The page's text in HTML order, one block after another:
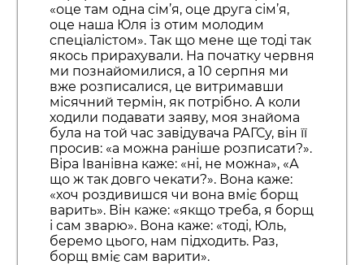
«оце там одна сім’я, оце друга сім’я,
оце наша Юля із отим молодим
спеціалістом». Так що мене ще тоді так
якось прирахували. На початку червня
ми познайомилися, а 10 серпня ми
вже розписалися, це витримавши
місячний термін, як потрібно. А коли
ходили подавати заяву, моя знайома
була на той час завідувача РАГСу, він її
просив: «а можна раніше розписати?».
Віра Іванівна каже: «ні, не можна», «А
що ж так довго чекати?». Вона каже:
«хоч роздивишся чи вона вміє борщ
варить». Він каже: «якщо треба, я борщ
і сам зварю». Вона каже: «тоді, Юль,
беремо цього, нам підходить. Раз,
борщ вміє сам варити».